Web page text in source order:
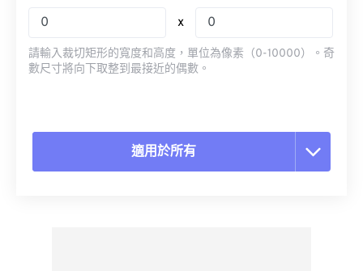
x
請輸入裁切矩形的寬度和高度，單位為像素（0-10000）。奇
數尺寸將向下取整到最接近的偶數。
適用於所有